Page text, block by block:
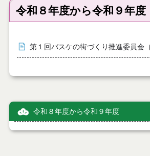
令和８年度から令和９年度
第１回バスケの街づくり推進委員会
令和８年度から令和９年度